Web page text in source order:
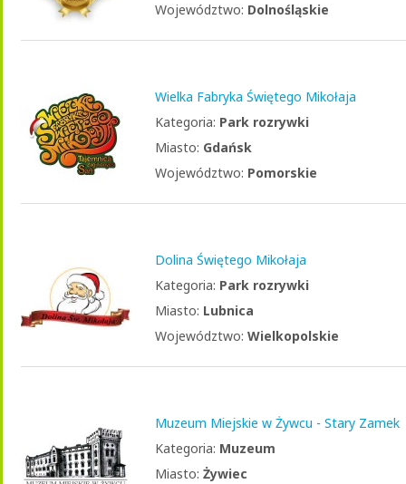
Województwo: Dolnośląskie
Wielka Fabryka Świętego Mikołaja
Kategoria: Park rozrywki
Miasto: Gdańsk
Województwo: Pomorskie
Dolina Świętego Mikołaja
Kategoria: Park rozrywki
Miasto: Lubnica
Województwo: Wielkopolskie
Muzeum Miejskie w Żywcu - Stary Zamek
Kategoria: Muzeum
Miasto: Żywiec